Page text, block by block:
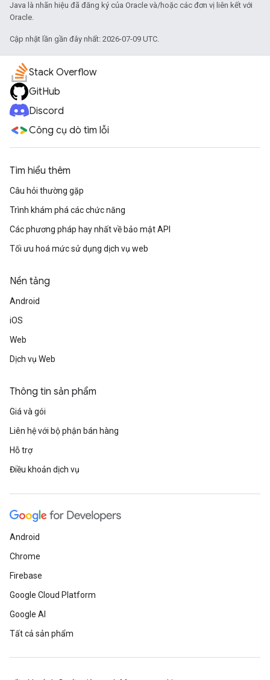
Java là nhãn hiệu đã đăng ký của Oracle và/hoặc các đơn vị liên kết với
Oracle.
Cập nhật lần gần đây nhất: 2026-07-09 UTC.
Stack Overflow
GitHub
Discord
Công cụ dò tìm lỗi
Tìm hiểu thêm
Câu hỏi thường gặp
Trình khám phá các chức năng
Các phương pháp hay nhất về bảo mật API
Tối ưu hoá mức sử dụng dịch vụ web
Nền tảng
Android
iOS
Web
Dịch vụ Web
Thông tin sản phẩm
Giá và gói
Liên hệ với bộ phận bán hàng
Hỗ trợ
Điều khoản dịch vụ
Android
Chrome
Firebase
Google Cloud Platform
Google AI
Tất cả sản phẩm